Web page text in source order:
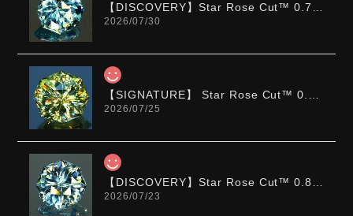
【DISCOVERY】Star Rose Cut™️ 0.72ct Natural Blue Zircon
2026/07/30
【SIGNATURE】 Star Rose Cut™️ 0.48ct Natural Sphene
2026/07/25
【DISCOVERY】Star Rose Cut™️ 0.87ct Natural Blue Zircon
2026/07/23